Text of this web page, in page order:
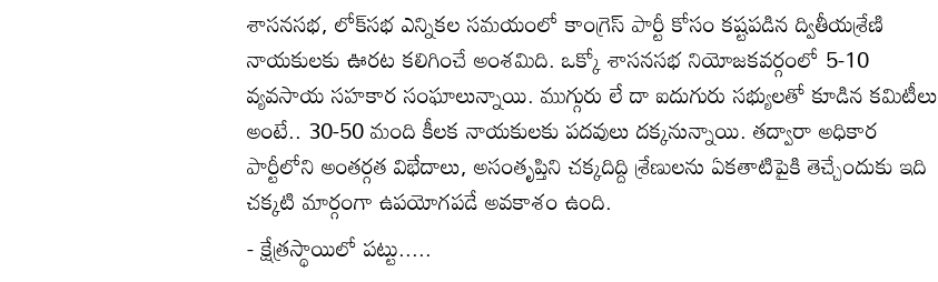
శాసనసభ, లోక్‌సభ ఎన్నికల సమయంలో కాంగ్రెస్‌ పార్టీ కోసం కష్టపడిన ద్వితీయశ్రేణి
నాయకులకు ఊరట కలిగించే అంశమిది. ఒక్కో శాసనసభ నియోజకవర్గంలో 5-10
వ్యవసాయ సహకార సంఘాలున్నాయి. ముగ్గురు లే దా ఐదుగురు సభ్యులతో కూడిన కమిటీలు
అంటే.. 30-50 మంది కీలక నాయకులకు పదవులు దక్కనున్నాయి. తద్వారా అధికార
పార్టీలోని అంతర్గత విభేదాలు, అసంతృప్తిని చక్కదిద్ది శ్రేణులను ఏకతాటిపైకి తెచ్చేందుకు ఇది
చక్కటి మార్గంగా ఉపయోగపడే అవకాశం ఉంది.
- క్షేత్రస్థాయిలో పట్టు.....